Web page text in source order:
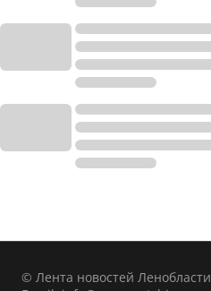
© Лента новостей Ленобласти